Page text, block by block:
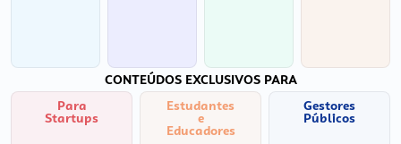
CONTEÚDOS EXCLUSIVOS PARA
Para
Startups
Estudantes
e
Educadores
Gestores
Públicos